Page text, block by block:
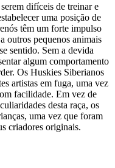
difíceis de treinar e
uma posição de
têm um forte impulso
outros pequenos animais
sentido. Sem a devida
algum comportamento
Os Huskies Siberianos
artistas em fuga, uma vez
facilidade. Em vez de
desta raça, os
uma vez que foram
criadores originais.